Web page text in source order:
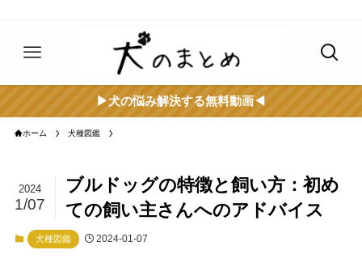
▶︎犬の悩み解決する無料動画◀︎
ホーム 犬種図鑑
ブルドッグの特徴と飼い方：初め
ての飼い主さんへのアドバイス
2024
1/07
犬種図鑑 2024-01-07